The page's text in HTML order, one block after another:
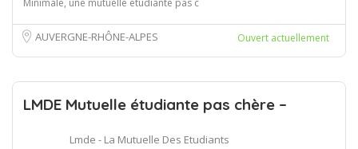
AUVERGNE-RHÔNE-ALPES Ouvert actuellement
LMDE Mutuelle étudiante pas chère –
Lmde - La Mutuelle Des Etudiants